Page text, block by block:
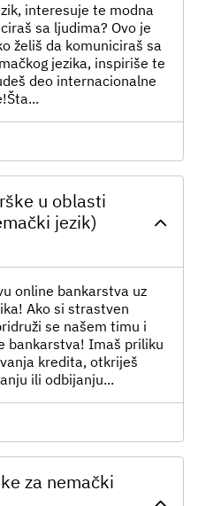
interesuje te modna
sa ljudima? Ovo je
želiš da komuniciraš sa
jezika, inspiriše te
deo internacionalne
u oblasti
jezik)
online bankarstva uz
Ako si strastven
se našem timu i
bankarstva! Imaš priliku
kredita, otkriješ
ili odbijanju...
za nemački